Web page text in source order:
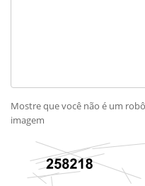
Mostre que você não é um
imagem